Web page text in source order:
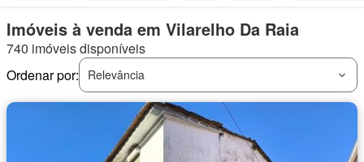
Imóveis à venda em Vilarelho Da Raia
740 imóveis disponíveis
Ordenar por:
Relevância